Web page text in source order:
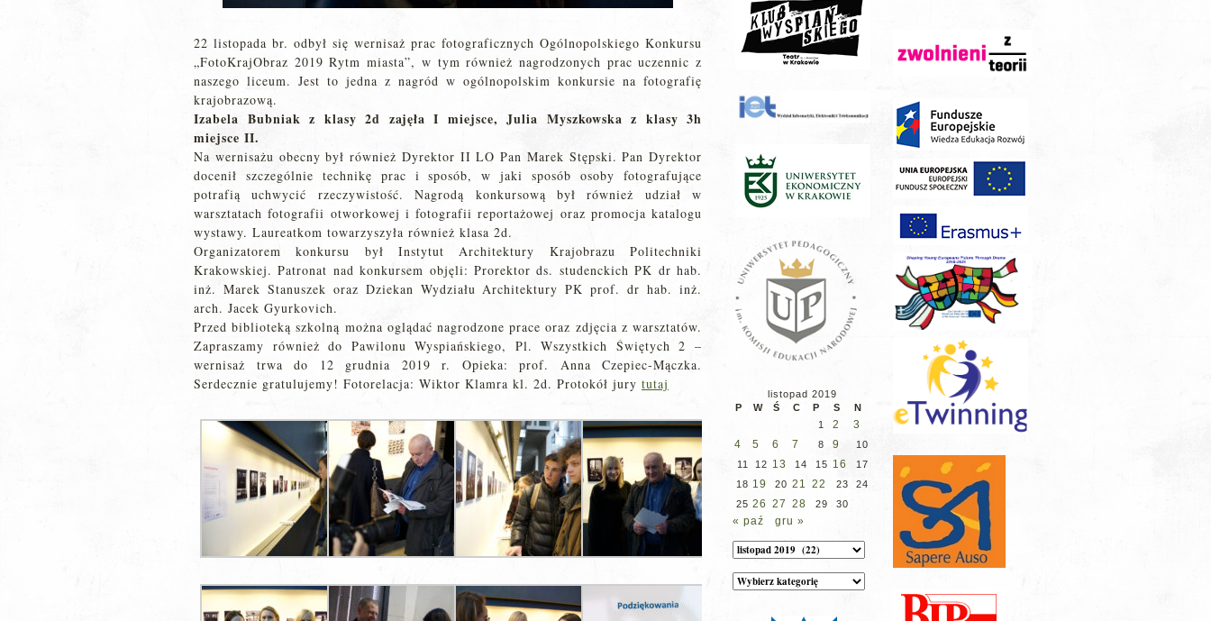
22 listopada br. odbył się wernisaż prac fotograficznych Ogólnopolskiego Konkursu
„FotoKrajObraz 2019 Rytm miasta”, w tym również nagrodzonych prac uczennic z
naszego liceum. Jest to jedna z nagród w ogólnopolskim konkursie na fotografię
krajobrazową.
Izabela Bubniak z klasy 2d zajęła I miejsce, Julia Myszkowska z klasy 3h
miejsce II.
Na wernisażu obecny był również Dyrektor II LO Pan Marek Stępski. Pan Dyrektor
docenił szczególnie technikę prac i sposób, w jaki sposób osoby fotografujące
potrafią uchwycić rzeczywistość. Nagrodą konkursową był również udział w
warsztatach fotografii otworkowej i fotografii reportażowej oraz promocja katalogu
wystawy. Laureatkom towarzyszyła również klasa 2d.
Organizatorem konkursu był Instytut Architektury Krajobrazu Politechniki
Krakowskiej. Patronat nad konkursem objęli: Prorektor ds. studenckich PK dr hab.
inż. Marek Stanuszek oraz Dziekan Wydziału Architektury PK prof. dr hab. inż.
arch. Jacek Gyurkovich.
Przed biblioteką szkolną można oglądać nagrodzone prace oraz zdjęcia z warsztatów.
Zapraszamy również do Pawilonu Wyspiańskiego, Pl. Wszystkich Świętych 2 –
wernisaż trwa do 12 grudnia 2019 r. Opieka: prof. Anna Czepiec-Mączka.
Serdecznie gratulujemy! Fotorelacja: Wiktor Klamra kl. 2d. Protokół jury tutaj
listopad 2019
P
W Ś C P S
N
1
2
3
4
5 6 7 8 9
10
11
12 13 14 15 16
17
18 19 20 21 22 23
24
25 26 27 28 29 30
« paź gru »
Archiwum
Kategorie
wpisów